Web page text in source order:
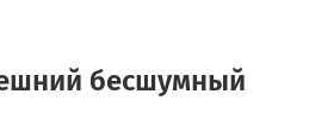
бесшумный